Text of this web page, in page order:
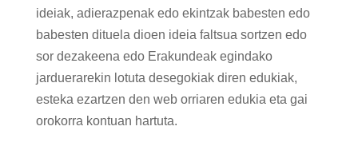
ideiak, adierazpenak edo ekintzak babesten edo
babesten dituela dioen ideia faltsua sortzen edo
sor dezakeena edo Erakundeak egindako
jarduerarekin lotuta desegokiak diren edukiak,
esteka ezartzen den web orriaren edukia eta gai
orokorra kontuan hartuta.